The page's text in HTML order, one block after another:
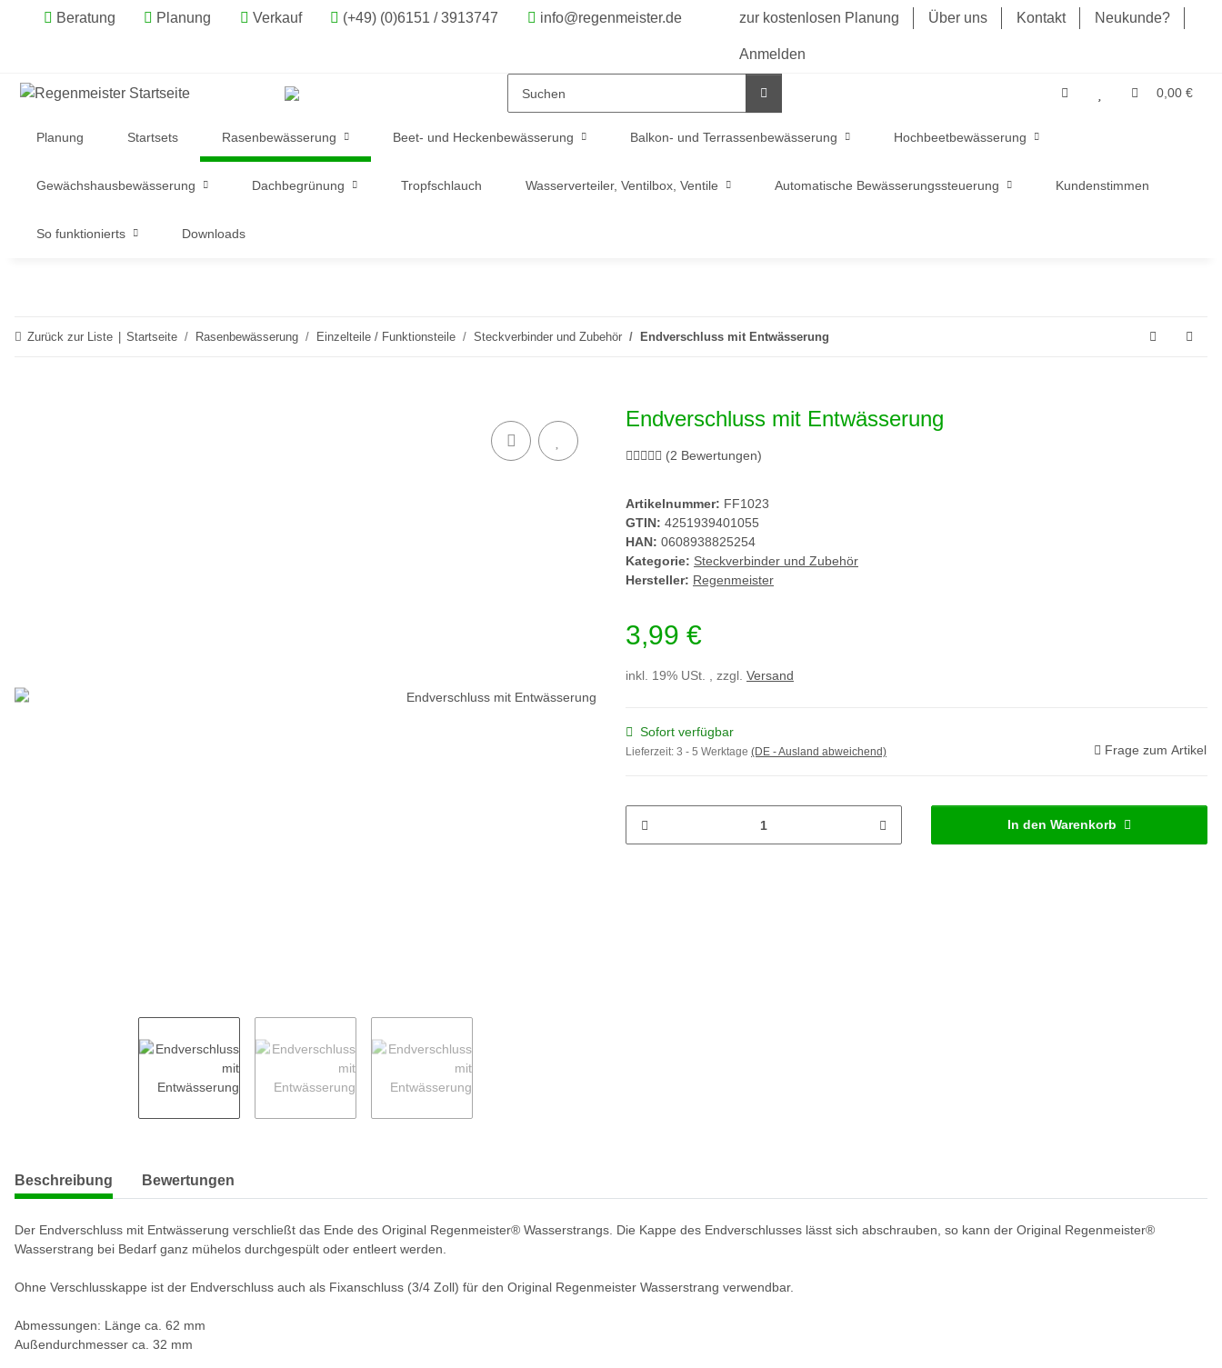
Beratung Planung Verkauf (+49) (0)6151 / 3913747 info@regenmeister.de zur kostenlosen Planung Über uns Kontakt Neukunde?
Anmelden
0,00 €
Planung Startsets Rasenbewässerung Beet- und Heckenbewässerung Balkon- und Terrassenbewässerung Hochbeetbewässerung
Gewächshausbewässerung Dachbegrünung Tropfschlauch Wasserverteiler, Ventilbox, Ventile Automatische Bewässerungssteuerung Kundenstimmen
So funktionierts Downloads
Zurück zur Liste Startseite Rasenbewässerung Einzelteile / Funktionsteile Steckverbinder und Zubehör Endverschluss mit Entwässerung
Endverschluss mit Entwässerung
(2 Bewertungen)
Artikelnummer: FF1023
GTIN: 4251939401055
HAN: 0608938825254
Kategorie: Steckverbinder und Zubehör
Hersteller: Regenmeister
3,99 €
inkl. 19% USt. , zzgl. Versand
Sofort verfügbar
Lieferzeit: 3 - 5 Werktage (DE - Ausland abweichend) Frage zum Artikel
In den Warenkorb
weitere Registerkarten anzeigen
Beschreibung Bewertungen
Der Endverschluss mit Entwässerung verschließt das Ende des Original Regenmeister® Wasserstrangs. Die Kappe des Endverschlusses lässt sich abschrauben, so kann der Original Regenmeister®
Wasserstrang bei Bedarf ganz mühelos durchgespült oder entleert werden.
Ohne Verschlusskappe ist der Endverschluss auch als Fixanschluss (3/4 Zoll) für den Original Regenmeister Wasserstrang verwendbar.
Abmessungen: Länge ca. 62 mm
Außendurchmesser ca. 32 mm